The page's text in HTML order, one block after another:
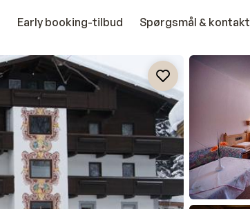
Early booking-tilbud Spørgsmål & kontakt